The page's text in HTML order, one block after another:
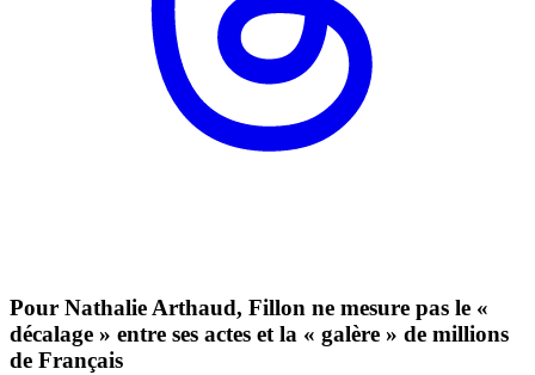
Pour Nathalie Arthaud, Fillon ne mesure pas le «
décalage » entre ses actes et la « galère » de millions
de Français